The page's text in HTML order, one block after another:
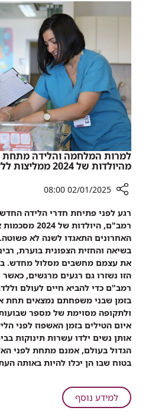
במרכז
על
רפואי:
הנתונים
שמעבר
למלחמה
מהיולדות של 2024 ממליצות ללדת ברמב"ם
שיתוף
למרות
המלחמה
והלידה
מתחת
לאדמה
97%
מהיולדות
של
2024
ממליצות
ללדת
02/01/2025 08:00
רגע לפני פתיחת חדרי הלידה
האחרונים התאגדו לשנה לא
בשיאה והחזית הצפונית בוערת,
את עצמם מחשבים מסלול מחדש.
הזו נשזרו גם רגעים מרגשים, כאשר
רמב"ם כדי להביא חיים לעולם
בזמן שבני משפחתם נמצאים תחת
ולתקופה מסוימת של מספר
איום הטילים בזמן האשפוז לפני
אותן נשים ילדו עשרות תינוקות
הגדול בעולם, אמנם מתחת לפני
בטוח שבו הן יכלו להיות באותה
למידע נוסףעל
למרות